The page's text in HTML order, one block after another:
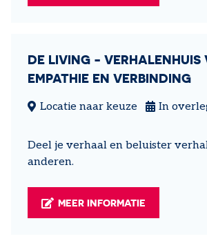
DE LIVING - VERHALENHUIS
EMPATHIE EN VERBINDING
Locatie naar keuze In
Deel je verhaal en beluister
anderen.
MEER INFORMATIE